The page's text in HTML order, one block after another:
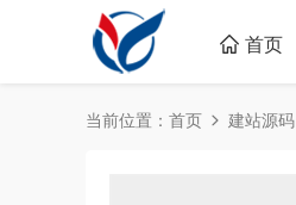
首页
当前位置： 首页 建站源码